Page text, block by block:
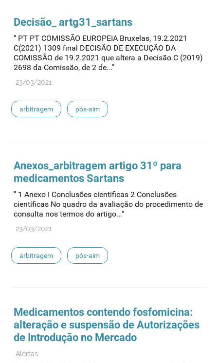
Decisão_ artg31_sartans
" PT PT COMISSÃO EUROPEIA Bruxelas, 19.2.2021
C(2021) 1309 final DECISÃO DE EXECUÇÃO DA
COMISSÃO de 19.2.2021 que altera a Decisão C (2019)
2698 da Comissão, de 2 de..."
23/03/2021
arbitragem pós-aim
Anexos_arbitragem artigo 31º para
medicamentos Sartans
" 1 Anexo I Conclusões científicas 2 Conclusões
científicas No quadro da avaliação do procedimento de
consulta nos termos do artigo..."
23/03/2021
arbitragem pós-aim
Medicamentos contendo fosfomicina:
alteração e suspensão de Autorizações
de Introdução no Mercado
Alertas